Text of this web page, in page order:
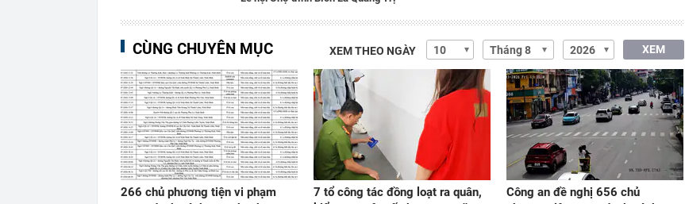
CÙNG CHUYÊN MỤC XEM THEO NGÀY XEM
266 chủ phương tiện vi phạm
7 tổ công tác đồng loạt ra quân,
Công an đề nghị 656 chủ